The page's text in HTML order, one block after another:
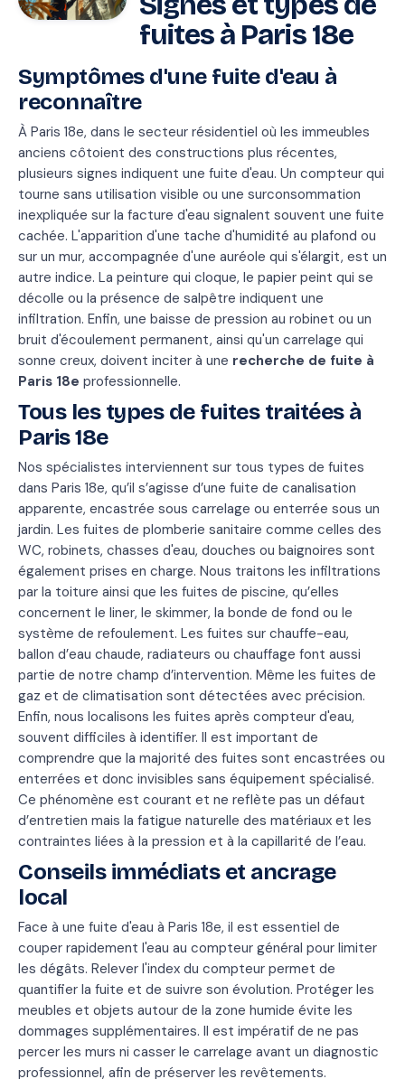
fuites à Paris 18e
Symptômes d'une fuite d'eau à
reconnaître
À Paris 18e, dans le secteur résidentiel où les immeubles
anciens côtoient des constructions plus récentes,
plusieurs signes indiquent une fuite d'eau. Un compteur qui
tourne sans utilisation visible ou une surconsommation
inexpliquée sur la facture d'eau signalent souvent une fuite
cachée. L'apparition d'une tache d'humidité au plafond ou
sur un mur, accompagnée d'une auréole qui s'élargit, est un
autre indice. La peinture qui cloque, le papier peint qui se
décolle ou la présence de salpêtre indiquent une
infiltration. Enfin, une baisse de pression au robinet ou un
bruit d'écoulement permanent, ainsi qu'un carrelage qui
sonne creux, doivent inciter à une recherche de fuite à
Paris 18e professionnelle.
Tous les types de fuites traitées à
Paris 18e
Nos spécialistes interviennent sur tous types de fuites
dans Paris 18e, qu’il s’agisse d’une fuite de canalisation
apparente, encastrée sous carrelage ou enterrée sous un
jardin. Les fuites de plomberie sanitaire comme celles des
WC, robinets, chasses d'eau, douches ou baignoires sont
également prises en charge. Nous traitons les infiltrations
par la toiture ainsi que les fuites de piscine, qu’elles
concernent le liner, le skimmer, la bonde de fond ou le
système de refoulement. Les fuites sur chauffe-eau,
ballon d’eau chaude, radiateurs ou chauffage font aussi
partie de notre champ d’intervention. Même les fuites de
gaz et de climatisation sont détectées avec précision.
Enfin, nous localisons les fuites après compteur d'eau,
souvent difficiles à identifier. Il est important de
comprendre que la majorité des fuites sont encastrées ou
enterrées et donc invisibles sans équipement spécialisé.
Ce phénomène est courant et ne reflète pas un défaut
d’entretien mais la fatigue naturelle des matériaux et les
contraintes liées à la pression et à la capillarité de l’eau.
Conseils immédiats et ancrage
local
Face à une fuite d'eau à Paris 18e, il est essentiel de
couper rapidement l'eau au compteur général pour limiter
les dégâts. Relever l'index du compteur permet de
quantifier la fuite et de suivre son évolution. Protéger les
meubles et objets autour de la zone humide évite les
dommages supplémentaires. Il est impératif de ne pas
percer les murs ni casser le carrelage avant un diagnostic
professionnel, afin de préserver les revêtements.